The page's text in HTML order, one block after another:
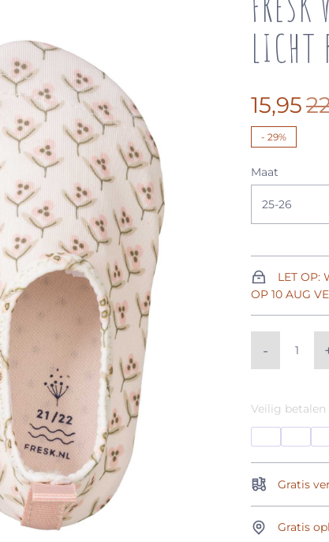
LICHT
15,95
- 29%
Maat
25-26
LET OP:
OP 10 AUG
-
Veilig betalen
Gratis
Gratis